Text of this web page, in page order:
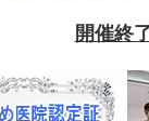
開催終